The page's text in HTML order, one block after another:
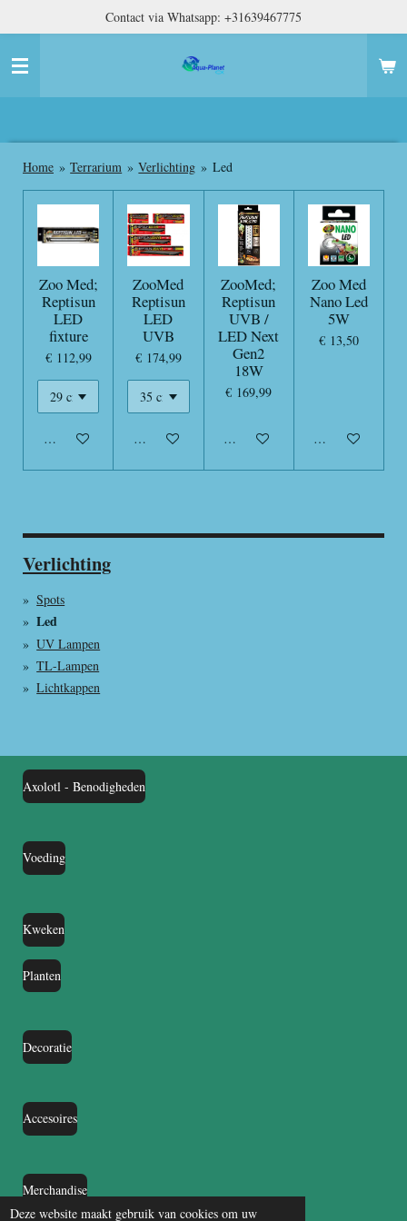
Deze website maakt gebruik van cookies om uw
naar
hoofdinhoud
Contact via Whatsapp: +31639467775
Home » Terrarium » Verlichting » Led
Zoo Med;
Reptisun
LED
fixture
€ 112,99
In winkelwagen
ZooMed
Reptisun
LED
UVB
€ 174,99
In winkelwagen
ZooMed;
Reptisun
UVB /
LED Next
Gen2
18W
€ 169,99
In winkelwagen
Zoo Med
Nano Led
5W
€ 13,50
In winkelwagen
Verlichting
Spots
Led
UV Lampen
TL-Lampen
Lichtkappen
Axolotl - Benodigheden
Voeding
Kweken
Planten
Decoratie
Accesoires
Merchandise